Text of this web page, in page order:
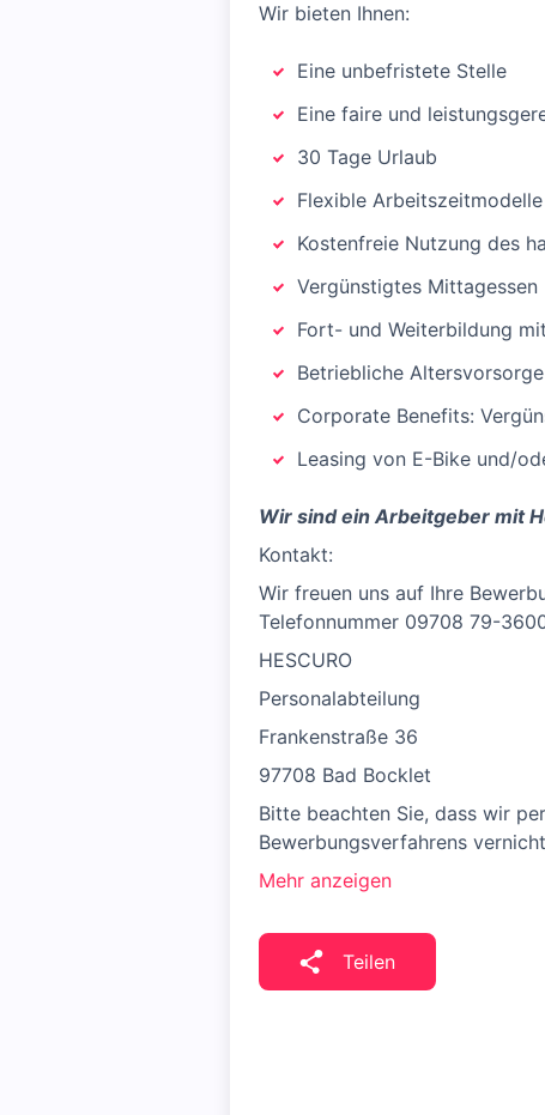
Wir bieten Ihnen:
Eine unbefristete Stelle
Eine faire und
30 Tage Urlaub
Flexible
Kostenfreie Nutzung des
Vergünstigtes Mittagessen
Fort- und Weiterbildung
Betriebliche
Corporate Benefits:
Leasing von E-Bike und/
Wir sind ein Arbeitgeber mit
Kontakt:
Wir freuen uns auf Ihre
Telefonnummer 09708 79-
HESCURO
Personalabteilung
Frankenstraße 36
97708 Bad Bocklet
Bitte beachten Sie, dass wir
Bewerbungsverfahrens
Mehr anzeigen
Teilen